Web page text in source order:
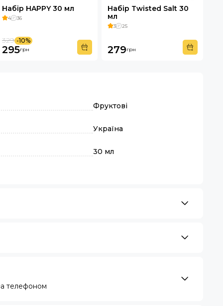
Набір HAPPY 30 мл
4 36
295грн
329 -10%
Набір Twisted Salt 30
мл
3 25
279грн
Фруктові
Україна
30 мл
телефоном